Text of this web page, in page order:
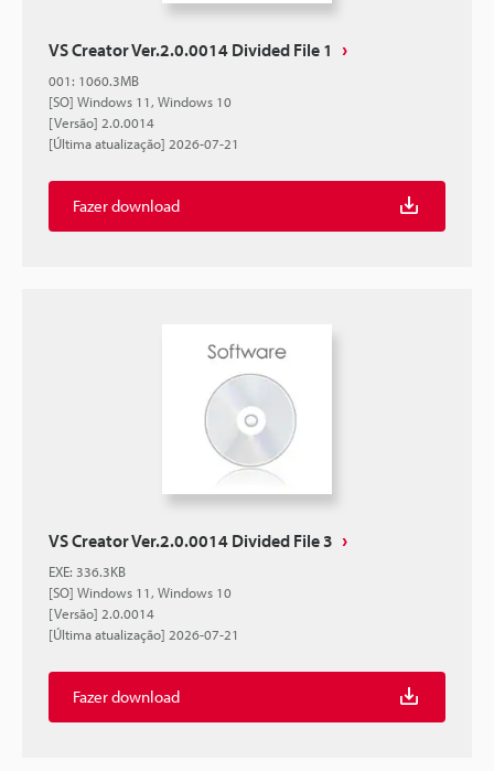
VS Creator Ver.2.0.0014 Divided File 1
001: 1060.3MB
[SO] Windows 11, Windows 10
[Versão] 2.0.0014
[Última atualização] 2026-07-21
Fazer download
VS Creator Ver.2.0.0014 Divided File 3
EXE: 336.3KB
[SO] Windows 11, Windows 10
[Versão] 2.0.0014
[Última atualização] 2026-07-21
Fazer download